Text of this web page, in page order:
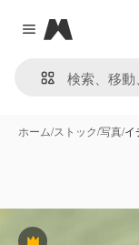
Close menu
Magnific
ホーム/ストック/写真/イ